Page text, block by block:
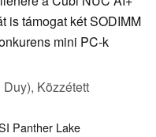
is támogat két SODIMM
mini PC-k
Közzétett
Panther Lake